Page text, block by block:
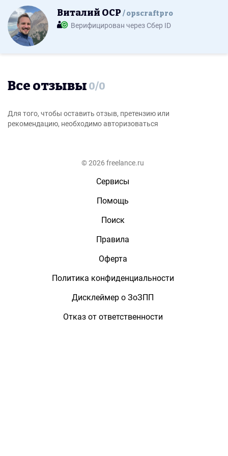
Виталий ОСР opscraftpro
Верифицирован через Сбер ID
Все отзывы 0/0
Для того, чтобы оставить отзыв, претензию или
рекомендацию, необходимо авторизоваться
© 2026 freelance.ru
Сервисы
Помощь
Поиск
Правила
Оферта
Политика конфиденциальности
Дисклеймер о ЗоЗПП
Отказ от ответственности